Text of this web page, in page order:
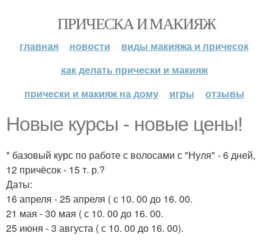
ПРИЧЕСКА И МАКИЯЖ
главная новости
виды макияжа и причесок
как делать прически и макияж
прически и макияж на дому
игры отзывы
Новые курсы - новые цены!
* базовый курс по работе с волосами с "Нуля" - 6 дней,
12 причёсок - 15 т. р.?
Даты:
16 апреля - 25 апреля ( с 10. 00 до 16. 00.
21 мая - 30 мая ( с 10. 00 до 16. 00.
25 июня - 3 августа ( с 10. 00 до 16. 00).